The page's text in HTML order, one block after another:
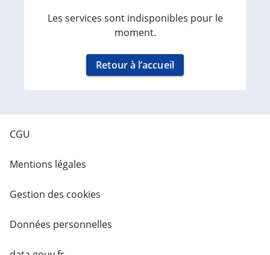
Les services sont indisponibles pour le
moment.
Retour à l’accueil
CGU
Mentions légales
Gestion des cookies
Données personnelles